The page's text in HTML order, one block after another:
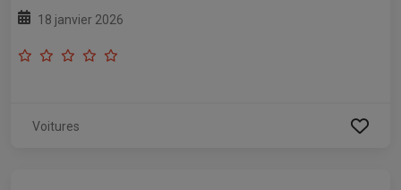
18 janvier 2026
Voitures